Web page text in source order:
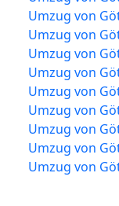
Umzug von
Umzug von
Umzug von
Umzug von
Umzug von
Umzug von
Umzug von
Umzug von
Umzug von